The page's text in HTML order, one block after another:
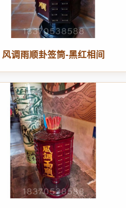
风调雨顺卦签筒-黑红相间